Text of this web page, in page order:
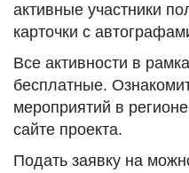
активные участники
карточки с
Все активности в
бесплатные.
мероприятий в
сайте проекта.
Подать заявку на